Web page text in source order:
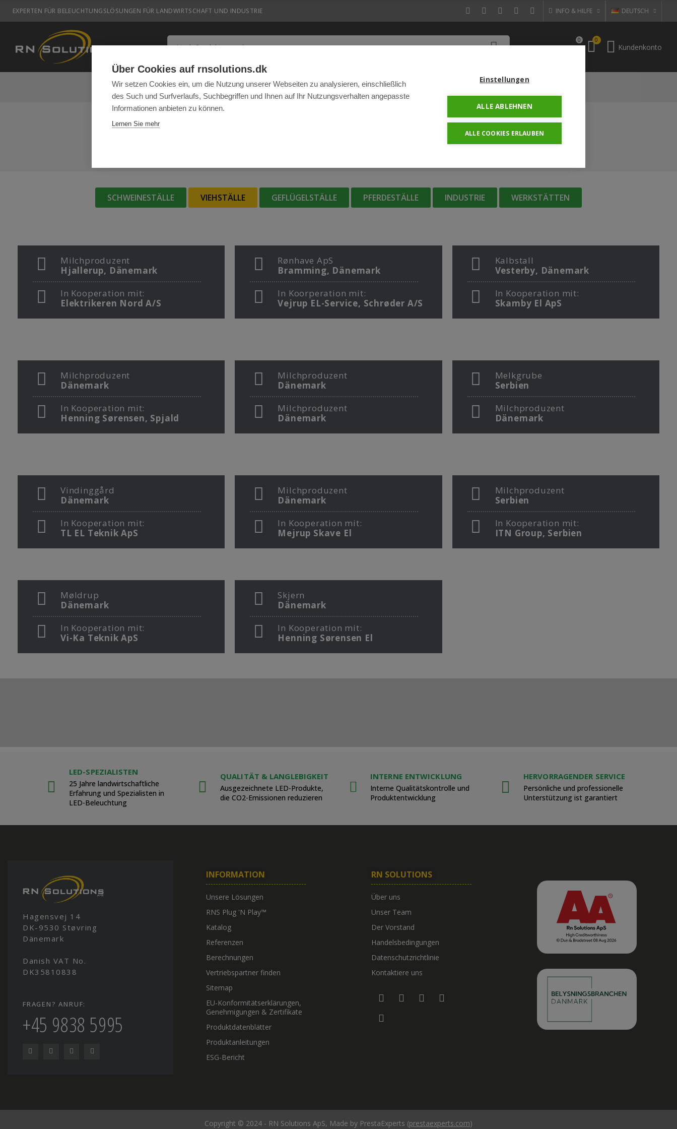
EXPERTEN FÜR BELEUCHTUNGSLÖSUNGEN FÜR LANDWIRTSCHAFT UND INDUSTRIE INFO & HILFE DEUTSCH
0 0
Kundenkonto
UNSERE LÖSUNGEN REFERENZEN NACHRICHTEN FIRMENVEREINBARUNG
JETZT KAUFEN!
KONTAKTIERE UNS
SCHWEINESTÄLLE VIEHSTÄLLE GEFLÜGELSTÄLLE PFERDESTÄLLE INDUSTRIE WERKSTÄTTEN
Milchproduzent
Hjallerup, Dänemark
In Kooperation mit:
Elektrikeren Nord A/S
Rønhave ApS
Bramming, Dänemark
In Koorperation mit:
Vejrup EL-Service, Schrøder A/S
Kalbstall
Vesterby, Dänemark
In Kooperation mit:
Skamby El ApS
Milchproduzent
Dänemark
In Kooperation mit:
Henning Sørensen, Spjald
Milchproduzent
Dänemark
Milchproduzent
Dänemark
Melkgrube
Serbien
Milchproduzent
Dänemark
Vindinggård
Dänemark
In Kooperation mit:
TL EL Teknik ApS
Milchproduzent
Dänemark
In Kooperation mit:
Mejrup Skave El
Milchproduzent
Serbien
In Kooperation mit:
ITN Group, Serbien
Møldrup
Dänemark
In Kooperation mit:
Vi-Ka Teknik ApS
Skjern
Dänemark
In Kooperation mit:
Henning Sørensen El
LED-SPEZIALISTEN
25 Jahre landwirtschaftliche
Erfahrung und Spezialisten in
LED-Beleuchtung
QUALITÄT & LANGLEBIGKEIT
Ausgezeichnete LED-Produkte,
die CO2-Emissionen reduzieren
INTERNE ENTWICKLUNG
Interne Qualitätskontrolle und
Produktentwicklung
HERVORRAGENDER SERVICE
Persönliche und professionelle
Unterstützung ist garantiert
Hagensvej 14
DK-9530 Støvring
Dänemark
Danish VAT No.
DK35810838
FRAGEN? ANRUF:
+45 9838 5995
INFORMATION
Unsere Lösungen
RNS Plug 'N Play™
Katalog
Referenzen
Berechnungen
Vertriebspartner finden
Sitemap
EU-Konformitätserklärungen,
Genehmigungen & Zertifikate
Produktdatenblätter
Produktanleitungen
ESG-Bericht
RN SOLUTIONS
Über uns
Unser Team
Der Vorstand
Handelsbedingungen
Datenschutzrichtlinie
Kontaktiere uns
Copyright © 2024 - RN Solutions ApS, Made by PrestaExperts (prestaexperts.com)
Über Cookies auf rnsolutions.dk
Wir setzen Cookies ein, um die Nutzung unserer Webseiten zu analysieren, einschließlich
des Such und Surfverlaufs, Suchbegriffen und Ihnen auf Ihr Nutzungsverhalten angepasste
Informationen anbieten zu können.
Lernen Sie mehr
Einstellungen
ALLE ABLEHNEN
ALLE COOKIES ERLAUBEN